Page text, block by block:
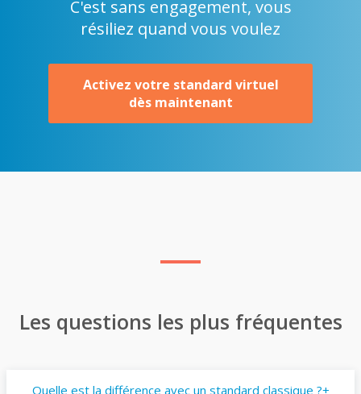
C'est sans engagement, vous
résiliez quand vous voulez
Activez votre standard virtuel
dès maintenant
Les questions les plus fréquentes
Quelle est la différence avec un standard classique ?